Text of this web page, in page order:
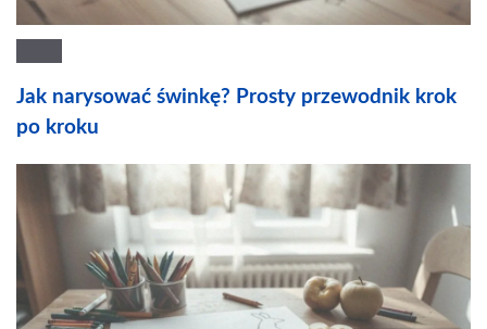
Jak narysować świnkę? Prosty przewodnik krok
po kroku